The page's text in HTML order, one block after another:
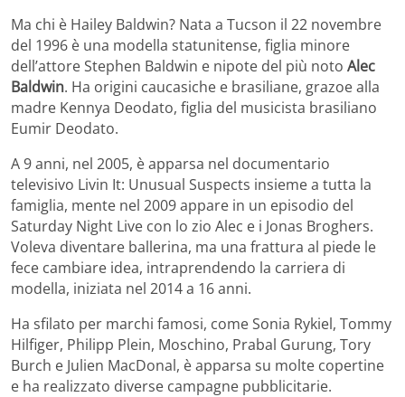
Ma chi è Hailey Baldwin? Nata a Tucson il 22 novembre
del 1996 è una modella statunitense, figlia minore
dell’attore Stephen Baldwin e nipote del più noto Alec
Baldwin. Ha origini caucasiche e brasiliane, grazoe alla
madre Kennya Deodato, figlia del musicista brasiliano
Eumir Deodato.
A 9 anni, nel 2005, è apparsa nel documentario
televisivo Livin It: Unusual Suspects insieme a tutta la
famiglia, mente nel 2009 appare in un episodio del
Saturday Night Live con lo zio Alec e i Jonas Broghers.
Voleva diventare ballerina, ma una frattura al piede le
fece cambiare idea, intraprendendo la carriera di
modella, iniziata nel 2014 a 16 anni.
Ha sfilato per marchi famosi, come Sonia Rykiel, Tommy
Hilfiger, Philipp Plein, Moschino, Prabal Gurung, Tory
Burch e Julien MacDonal, è apparsa su molte copertine
e ha realizzato diverse campagne pubblicitarie.